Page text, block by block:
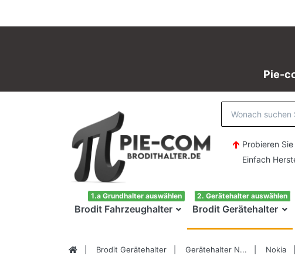
Pie-
Probieren
Einfach
Brodit Fahrzeughalter
1.a Grundhalter auswählen
Brodit Gerätehalter
2. Gerätehalter auswählen
Brodit Gerätehalter Gerätehalter N... Nokia